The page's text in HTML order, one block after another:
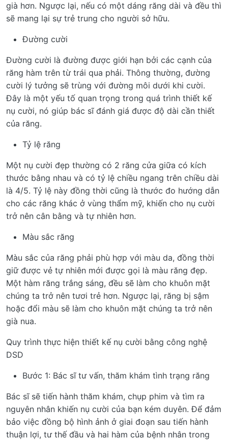
già hơn. Ngược lại, nếu có một dáng răng dài và đều thì
sẽ mang lại sự trẻ trung cho người sở hữu.
Đường cười
Đường cười là đường được giới hạn bởi các cạnh của
răng hàm trên từ trái qua phải. Thông thường, đường
cười lý tưởng sẽ trùng với đường môi dưới khi cười.
Đây là một yếu tố quan trọng trong quá trình thiết kế
nụ cười, nó giúp bác sĩ đánh giá được độ dài cần thiết
của răng.
Tỷ lệ răng
Một nụ cười đẹp thường có 2 răng cửa giữa có kích
thước bằng nhau và có tỷ lệ chiều ngang trên chiều dài
là 4/5. Tỷ lệ này đồng thời cũng là thước đo hướng dẫn
cho các răng khác ở vùng thẩm mỹ, khiến cho nụ cười
trở nên cân bằng và tự nhiên hơn.
Màu sắc răng
Màu sắc của răng phải phù hợp với màu da, đồng thời
giữ được vẻ tự nhiên mới được gọi là màu răng đẹp.
Một hàm răng trắng sáng, đều sẽ làm cho khuôn mặt
chúng ta trở nên tươi trẻ hơn. Ngược lại, răng bị sậm
hoặc đổi màu sẽ làm cho khuôn mặt chúng ta trở nên
già nua.
Quy trình thực hiện thiết kế nụ cười bằng công nghệ
DSD
Bước 1: Bác sĩ tư vấn, thăm khám tình trạng răng
Bác sĩ sẽ tiến hành thăm khám, chụp phim và tìm ra
nguyên nhân khiến nụ cười của bạn kém duyên. Để đảm
bảo việc đồng bộ hình ảnh ở giai đoạn sau tiến hành
thuận lợi, tư thế đầu và hai hàm của bệnh nhân trong